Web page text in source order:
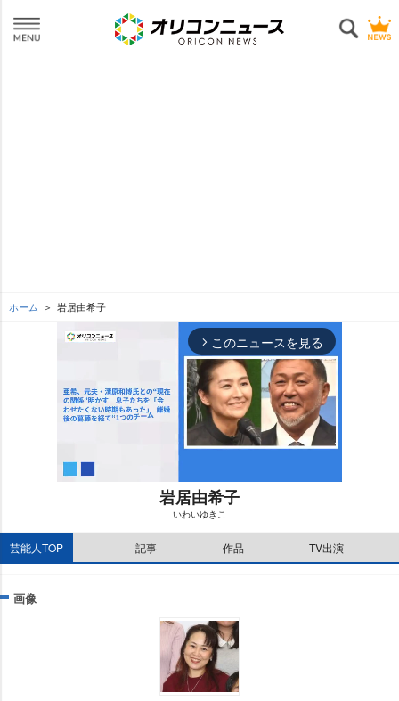
ホーム 居由希子
arrow_forward_ios このニュースを見る
M
t
居由希子
いわいゆきこ
芸能人TOP 記事 作品 TV出演
画像